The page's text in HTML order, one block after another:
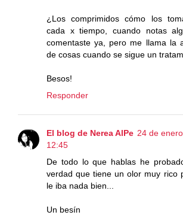
¿Los comprimidos cómo los
cada x tiempo, cuando notas
comentaste ya, pero me llama la
de cosas cuando se sigue un
Besos!
Responder
El blog de Nerea AlPe 24 de
12:45
De todo lo que hablas he
verdad que tiene un olor muy rico
le iba nada bien...
Un besín